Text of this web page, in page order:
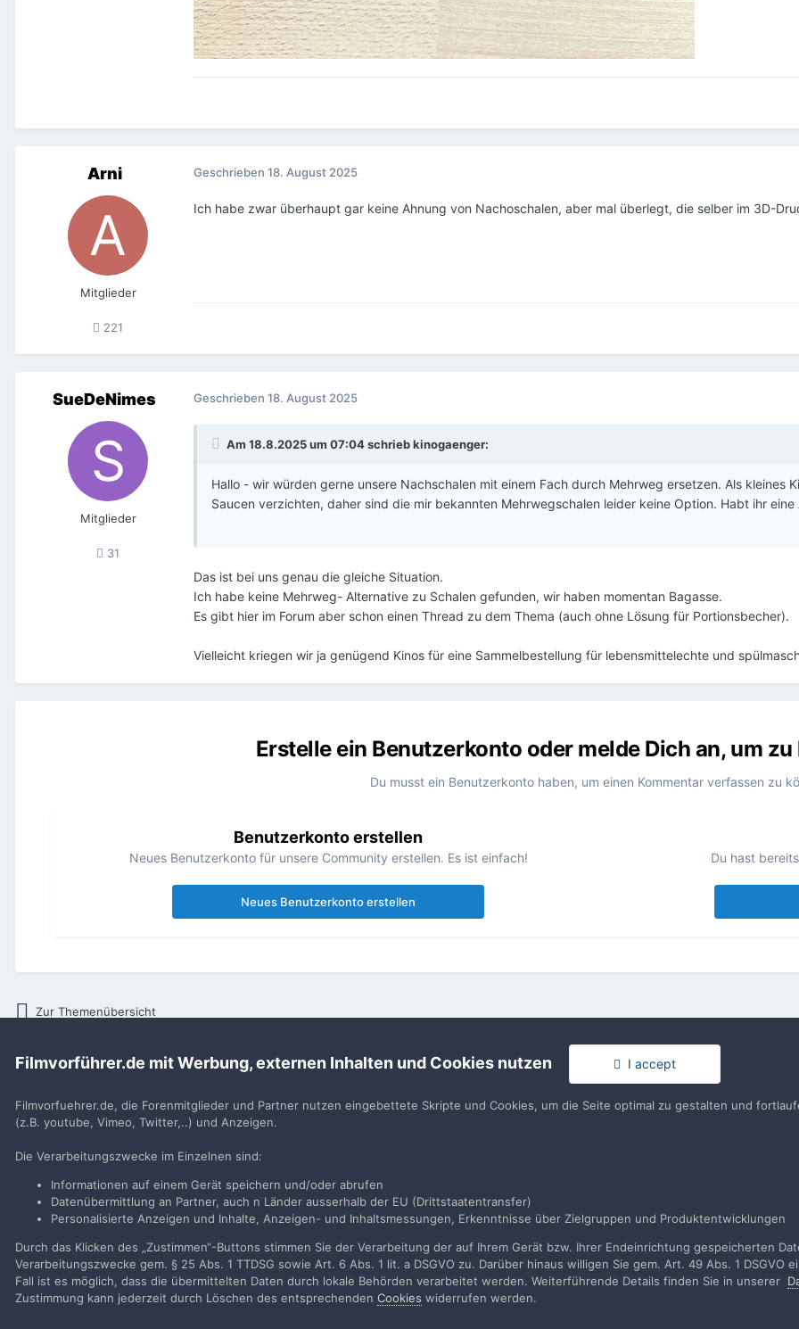
Arni
Mitglieder
221
Geschrieben 18. August 2025
Ich habe zwar überhaupt gar keine Ahnung von Nachoschalen, aber mal überlegt, die selber im 3D-
SueDeNimes
Mitglieder
31
Geschrieben 18. August 2025
Am 18.8.2025 um 07:04 schriebkinogaenger:
Hallo - wir würden gerne unsere Nachschalen mit einem Fach durch Mehrweg ersetzen. Als
Saucen verzichten, daher sind die mir bekannten Mehrwegschalen leider keine Option. Habt ihr
Das ist bei uns genau die gleiche Situation.
Ich habe keine Mehrweg- Alternative zu Schalen gefunden, wir haben momentan Bagasse.
Es gibt hier im Forum aber schon einen Thread zu dem Thema (auch ohne Lösung für Portionsbecher).
Vielleicht kriegen wir ja genügend Kinos für eine Sammelbestellung für lebensmittelechte und
Erstelle ein Benutzerkonto oder melde Dich an, um
Du musst ein Benutzerkonto haben, um einen Kommentar verfassen zu
Benutzerkonto erstellen
Neues Benutzerkonto für unsere Community erstellen. Es ist einfach!
Neues Benutzerkonto erstellen
Du hast
Zur Themenübersicht
Startseite Allgemeines Allgemeines Board Nachoschalen Mehrweg mit 90g Saucen Fach
Filmvorführer.de via Google durchsuchen:
Sprache Impressum / Datenschutzerklärung
Realisierung: IN-Solution
Filmvorführer.de mit Werbung, externen Inhalten und Cookies nutzen I accept
Filmvorfuehrer.de, die Forenmitglieder und Partner nutzen eingebettete Skripte und Cookies, um die Seite optimal zu gestalten und
(z.B. youtube, Vimeo, Twitter,..) und Anzeigen.
Die Verarbeitungszwecke im Einzelnen sind:
Informationen auf einem Gerät speichern und/oder abrufen
Datenübermittlung an Partner, auch n Länder ausserhalb der EU (Drittstaatentransfer)
Personalisierte Anzeigen und Inhalte, Anzeigen- und Inhaltsmessungen, Erkenntnisse über Zielgruppen und Produktentwicklungen
Durch das Klicken des „Zustimmen“-Buttons stimmen Sie der Verarbeitung der auf Ihrem Gerät bzw. Ihrer Endeinrichtung gespeicherten
Verarbeitungszwecke gem. § 25 Abs. 1 TTDSG sowie Art. 6 Abs. 1 lit. a DSGVO zu. Darüber hinaus willigen Sie gem. Art. 49 Abs. 1
Fall ist es möglich, dass die übermittelten Daten durch lokale Behörden verarbeitet werden. Weiterführende Details finden Sie in unserer
Zustimmung kann jederzeit durch Löschen des entsprechenden Cookies widerrufen werden.